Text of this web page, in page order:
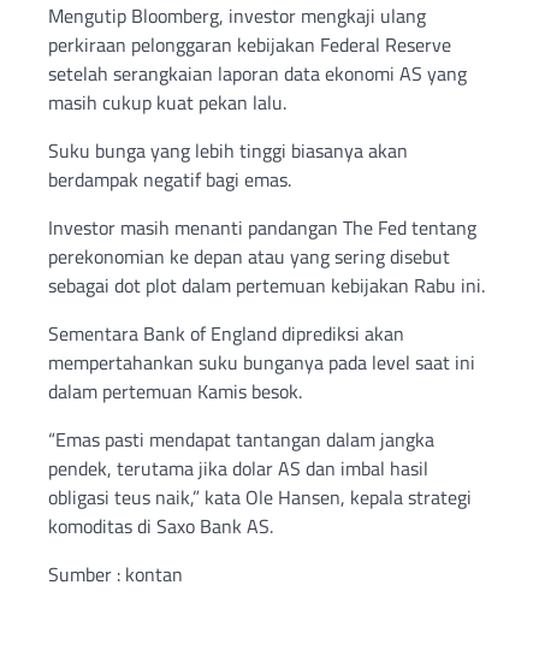
Mengutip Bloomberg, investor mengkaji ulang
perkiraan pelonggaran kebijakan Federal Reserve
setelah serangkaian laporan data ekonomi AS yang
masih cukup kuat pekan lalu.
Suku bunga yang lebih tinggi biasanya akan
berdampak negatif bagi emas.
Investor masih menanti pandangan The Fed tentang
perekonomian ke depan atau yang sering disebut
sebagai dot plot dalam pertemuan kebijakan Rabu ini.
Sementara Bank of England diprediksi akan
mempertahankan suku bunganya pada level saat ini
dalam pertemuan Kamis besok.
“Emas pasti mendapat tantangan dalam jangka
pendek, terutama jika dolar AS dan imbal hasil
obligasi teus naik,” kata Ole Hansen, kepala strategi
komoditas di Saxo Bank AS.
Sumber : kontan